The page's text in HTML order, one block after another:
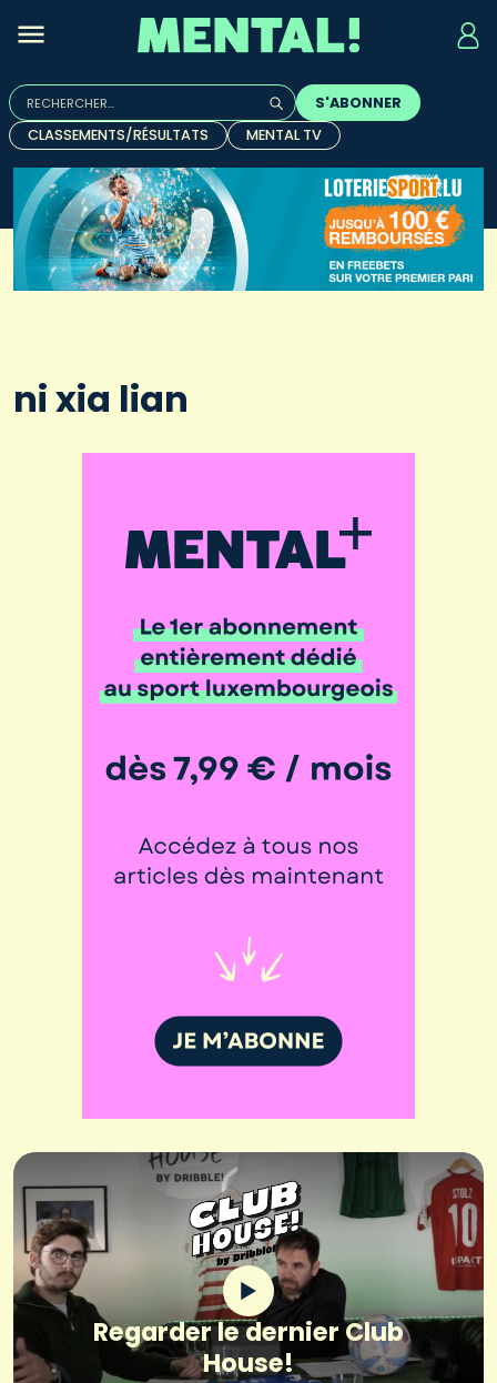
Rechercher :
Quand les résultats de l'auto-complétion sont
S'ABONNER
CLASSEMENTS/RÉSULTATS
MENTAL TV
ni xia lian
Regarder le dernier Club
House!